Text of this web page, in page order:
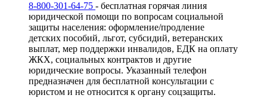
8-800-301-64-75 - бесплатная горячая линия
юридической помощи по вопросам социальной
защиты населения: оформление/продление
детских пособий, льгот, субсидий, ветеранских
выплат, мер поддержки инвалидов, ЕДК на оплату
ЖКХ, социальных контрактов и другие
юридические вопросы. Указанный телефон
предназначен для бесплатной консультации с
юристом и не относится к органу соцзащиты.